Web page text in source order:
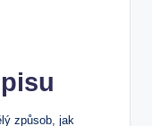
způsob, jak